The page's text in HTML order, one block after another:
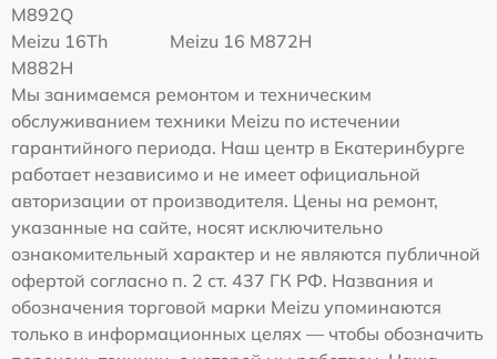
M892Q
Meizu 16Th
M882H
Meizu 16 M872H
Мы занимаемся ремонтом и техническим
обслуживанием техники Meizu по истечении
гарантийного периода. Наш центр в Екатеринбурге
работает независимо и не имеет официальной
авторизации от производителя. Цены на ремонт,
указанные на сайте, носят исключительно
ознакомительный характер и не являются публичной
офертой согласно п. 2 ст. 437 ГК РФ. Названия и
обозначения торговой марки Meizu упоминаются
только в информационных целях — чтобы обозначить